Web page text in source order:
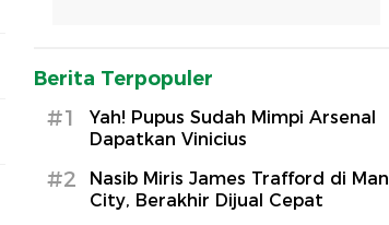
Berita Terpopuler
#1
Yah! Pupus Sudah Mimpi Arsenal
Dapatkan Vinicius
#2
Nasib Miris James Trafford di Man
City, Berakhir Dijual Cepat